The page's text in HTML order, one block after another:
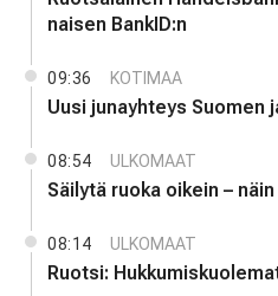
naisen BankID:n
09:36 KOTIMAA
Uusi junayhteys Suomen
08:54 ULKOMAAT
Säilytä ruoka oikein –
08:14 ULKOMAAT
Ruotsi: